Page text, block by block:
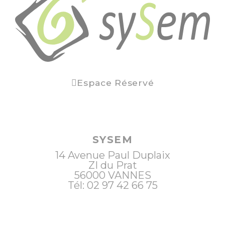
Espace Réservé
SYSEM
14 Avenue Paul Duplaix
ZI du Prat
56000 VANNES
Tél: 02 97 42 66 75